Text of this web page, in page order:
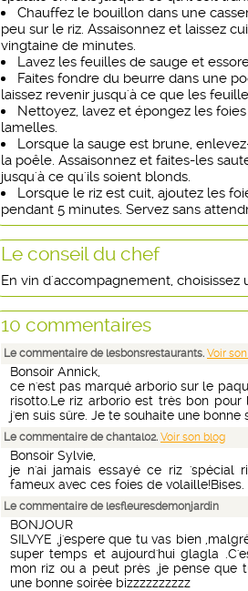
Chauffez le bouillon dans une
peu sur le riz. Assaisonnez et laissez
vingtaine de minutes.
Lavez les feuilles de sauge et
Faites fondre du beurre dans une
laissez revenir jusqu'à ce que les
Nettoyez, lavez et épongez les
lamelles.
Lorsque la sauge est brune,
la poêle. Assaisonnez et faites-les
jusqu'à ce qu'ils soient blonds.
Lorsque le riz est cuit, ajoutez les
pendant 5 minutes. Servez sans
Le conseil du chef
En vin d'accompagnement, choisissez
10 commentaires
Le commentaire de lesbonsrestaurants. Voir
Bonsoir Annick,
ce n'est pas marqué arborio sur le
risotto.Le riz arborio est très bon pour
j'en suis sûre. Je te souhaite une bonne
Le commentaire de chantal02. Voir son blog
Bonsoir Sylvie,
je n'ai jamais essayé ce riz 'spécial
fameux avec ces foies de volaille!Bises.
Le commentaire de lesfleuresdemonjardin
BONJOUR
SILVYE ,j'espere que tu vas bien
super temps et aujourd'hui glagla
mon riz ou a peut près ,je pense que
une bonne soirèe